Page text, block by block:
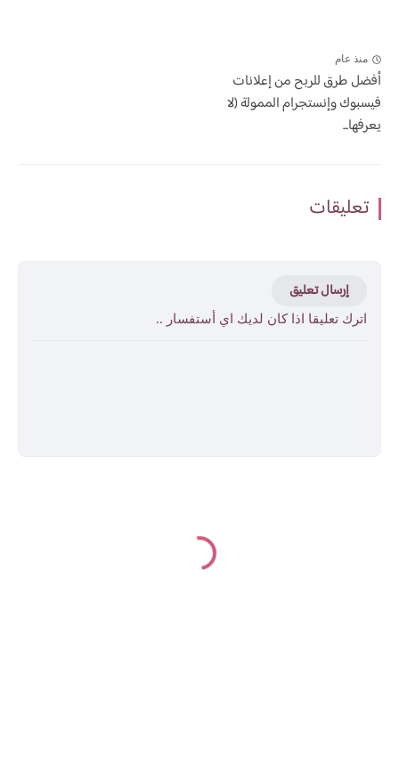
منذ عام
أفضل طرق للربح من إعلانات
فيسبوك وإنستجرام الممولة (لا
يعرفها...
تعليقات
إرسال تعليق
اترك تعليقا اذا كان لديك اي أستفسار ..